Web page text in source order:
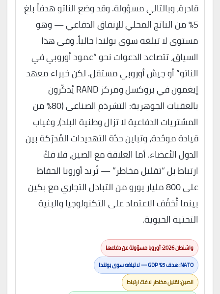
قادرة، وبالتالي مسؤولة. وقد وضع الناتو هدفاً بلغ
5% من الناتج المحلي للإنفاق الدفاعي — وهو
مستوى لا تبلغه سوى بولندا حالياً. وفي هذا
السياق، تتصاعد الدعوات نحو “عمود أوروبي في
الناتو” أو جيش أوروبي مستقل. لكن خبراء معهد
إيغمون في بروكسل ومركز RAND يُذكّرون
بالعقبات الجوهرية: التشرذم الصناعي (80% من
المشتريات الدفاعية لا تزال وطنية البلد)، وغياب
قيادة موحّدة، وتباين حدّة التهديدات المُدرَكة بين
الدول الأعضاء. أما العلاقة مع الصين، فلا فكّ
ارتباط بل “تقليل مخاطر” — تُريد أوروبا الحفاظ
على 800 مليار يورو من التبادل التجاري مع بكين
بينما تُخفّف الاعتماد على التكنولوجيا والبنية
التحتية الحيوية.
واشنطن 2026: أوروبا مسؤولة عن دفاعها
NATO: هدف 5% GDP — لا تبلغه سوى بولندا
الصين: تقليل مخاطر لا فكّ ارتباط